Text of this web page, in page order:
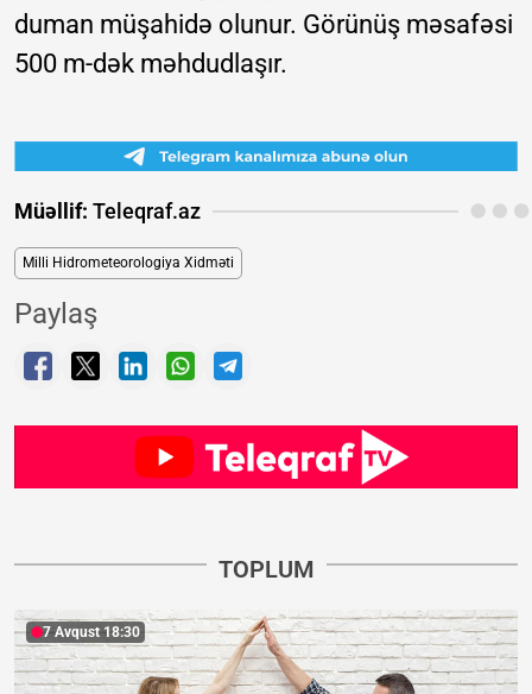
duman müşahidə olunur. Görünüş məsafəsi
500 m-dək məhdudlaşır.
Müəllif: Teleqraf.az
Milli Hidrometeorologiya Xidməti
Paylaş
TOPLUM
7 Avqust 18:30